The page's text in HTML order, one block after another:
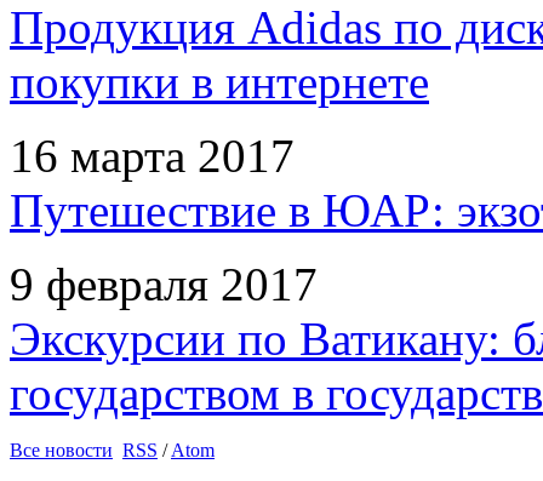
Продукция Adidas по
покупки в интернете
16 марта 2017
Путешествие в ЮАР:
9 февраля 2017
Экскурсии по Ватикану:
государством в
Все новости RSS /Atom